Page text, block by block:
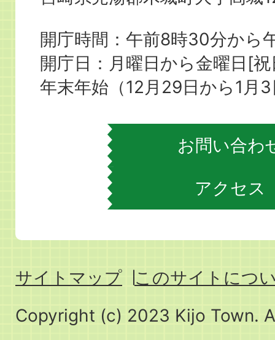
町
役
場
開庁時間：午前8時30分から
開庁日：月曜日から金曜日[
年末年始（12月29日から1月
お問い合わ
アクセス
サイトマップ
このサイトにつ
Copyright (c) 2023 Kijo Town.